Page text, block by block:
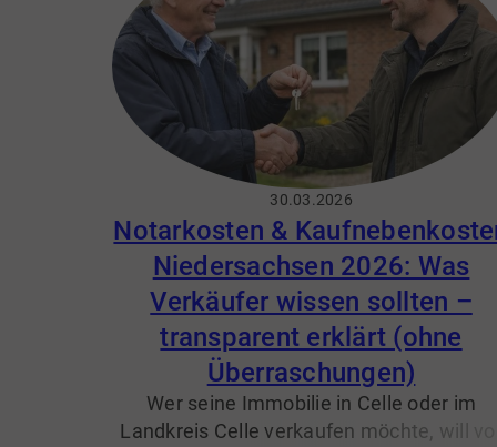
30.03.2026
Notarkosten &
Niedersachsen 2026: Was
Verkäufer wissen sollten –
transparent erklärt (ohne
Überraschungen)
Wer seine Immobilie in Celle oder im
Landkreis Celle verkaufen möchte, will vor